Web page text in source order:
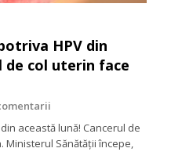
HPV din
de col uterin face
această lună! Cancerul de
Ministerul Sănătăţii începe,